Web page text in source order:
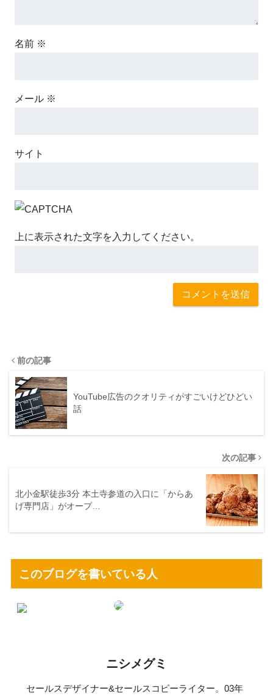
名前 ※
メール ※
サイト
上に表示された文字を入力してください。
前の記事
YouTube広告のクオリティがすごいけどひどい
話
次の記事
北小金駅徒歩3分 本土寺参道の入口に「からあ
げ専門店」がオープ…
このブログを書いている人
ニシメグミ
セールスデザイナー&セールスコピーライター。03年